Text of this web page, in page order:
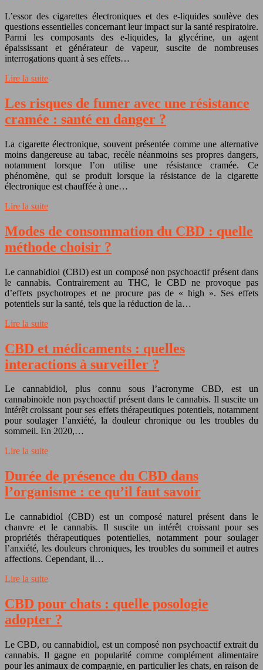
L’essor des cigarettes électroniques et des e-liquides soulève des
questions essentielles concernant leur impact sur la santé respiratoire.
Parmi les composants des e-liquides, la glycérine, un agent
épaississant et générateur de vapeur, suscite de nombreuses
interrogations quant à ses effets…
Lire la suite
Les risques de fumer avec une résistance
cramée : santé en danger ?
La cigarette électronique, souvent présentée comme une alternative
moins dangereuse au tabac, recèle néanmoins ses propres dangers,
notamment lorsque l’on utilise une résistance cramée. Ce
phénomène, qui se produit lorsque la résistance de la cigarette
électronique est chauffée à une…
Lire la suite
Modes de consommation du CBD : quelle
méthode choisir ?
Le cannabidiol (CBD) est un composé non psychoactif présent dans
le cannabis. Contrairement au THC, le CBD ne provoque pas
d’effets psychotropes et ne procure pas de « high ». Ses effets
potentiels sur la santé, tels que la réduction de la…
Lire la suite
CBD et médicaments : quelles
interactions à surveiller ?
Le cannabidiol, plus connu sous l’acronyme CBD, est un
cannabinoïde non psychoactif présent dans le cannabis. Il suscite un
intérêt croissant pour ses effets thérapeutiques potentiels, notamment
pour soulager l’anxiété, la douleur chronique ou les troubles du
sommeil. En 2020,…
Lire la suite
Durée de présence du CBD dans
l’organisme : ce qu’il faut savoir
Le cannabidiol (CBD) est un composé naturel présent dans le
chanvre et le cannabis. Il suscite un intérêt croissant pour ses
propriétés thérapeutiques potentielles, notamment pour soulager
l’anxiété, les douleurs chroniques, les troubles du sommeil et autres
affections. Cependant, il…
Lire la suite
CBD pour chats : quelle posologie
adopter ?
Le CBD, ou cannabidiol, est un composé non psychoactif extrait du
cannabis. Il gagne en popularité comme complément alimentaire
pour les animaux de compagnie, en particulier les chats, en raison de